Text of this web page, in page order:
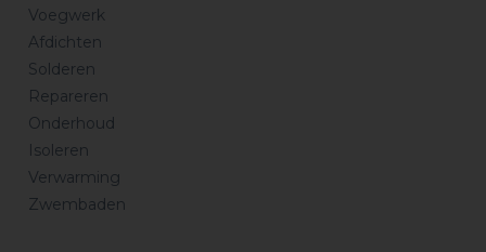
Voegwerk
Afdichten
Solderen
Repareren
Onderhoud
Isoleren
Verwarming
Zwembaden